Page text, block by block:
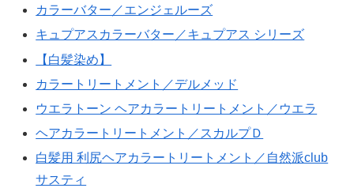
カラーバター／エンジェルーズ
キュプアスカラーバター／キュプアス シリーズ
【白髪染め】
カラートリートメント／デルメッド
ウエラトーン ヘアカラートリートメント／ウエラ
ヘアカラートリートメント／スカルプＤ
白髪用 利尻ヘアカラートリートメント／自然派club
サスティ